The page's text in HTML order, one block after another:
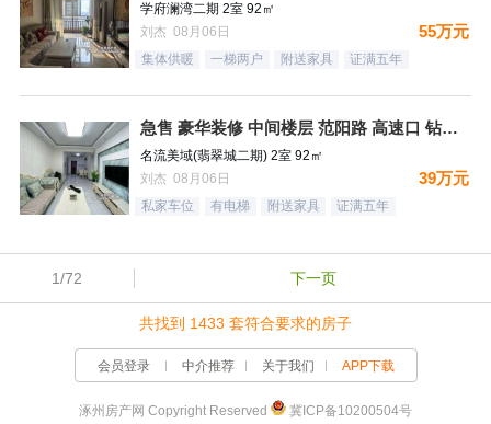
学府澜湾二期 2室 92㎡
刘杰 08月06日
55万元
集体供暖 一梯两户 附送家具 证满五年
急售 豪华装修 中间楼层 范阳路 高速口 钻石广场
名流美域(翡翠城二期) 2室 92㎡
刘杰 08月06日
39万元
私家车位 有电梯 附送家具 证满五年
1/72 下一页
共找到 1433 套符合要求的房子
会员登录 中介推荐 关于我们 APP下载
涿州房产网 Copyright Reserved 冀ICP备10200504号